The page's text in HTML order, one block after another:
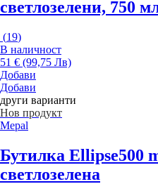
светлозелени, 750
(19)
В наличност
51 € (99,75 Лв)
Добави
Добави
други варианти
Нов продукт
Mepal
Бутилка Ellipse500
светлозелена